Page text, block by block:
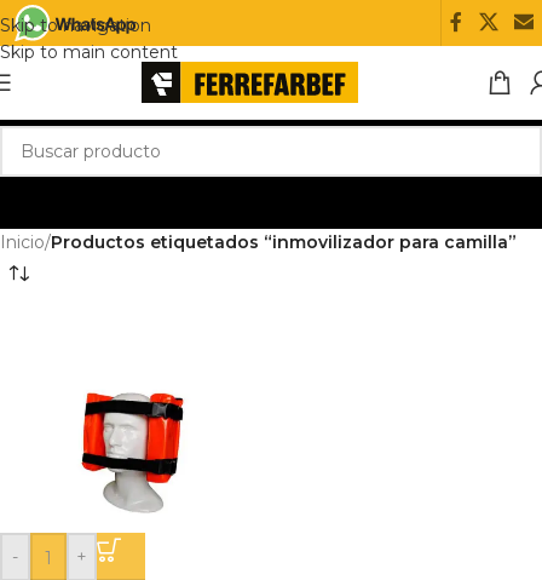
Skip to navigation
Skip to main content
Inicio/Productos etiquetados “inmovilizador para camilla”
-
+